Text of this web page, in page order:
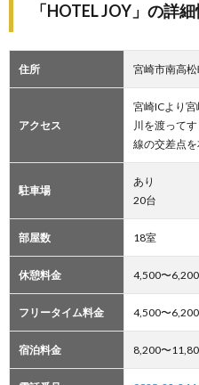
「HOTEL JOY」の詳
住所 宮崎市南高
アクセス
宮崎ICより
川を渡って
線の交差点を
駐車場
あり
20台
部屋数 18室
休憩料金 4,500〜
フリータイム料金 4,500〜
宿泊料金 8,200〜